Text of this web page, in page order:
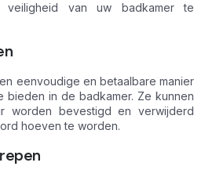
van uw badkamer te
eenvoudige en betaalbare manier
bieden in de badkamer. Ze kunnen
worden bevestigd en verwijderd
hoeven te worden.